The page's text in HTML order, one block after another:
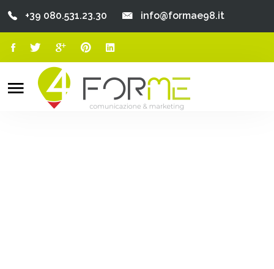
Chi Siamo
+39 080.531.23.30 info@formae98.it
Search